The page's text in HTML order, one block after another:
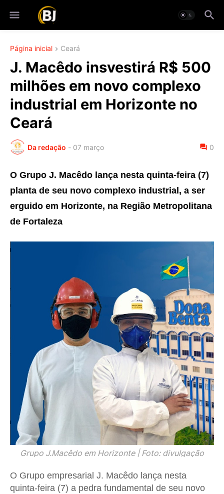
Página inicial Ceará
J. Macêdo insvestirá R$ 500
milhões em novo complexo
industrial em Horizonte no
Ceará
Da redação - 07 março 0
O Grupo J. Macêdo lança nesta quinta-feira (7)
planta de seu novo complexo industrial, a ser
erguido em Horizonte, na Região Metropolitana
de Fortaleza
Grupo J.Macêdo em Horizonte | Foto: divulgação
O Grupo empresarial J. Macêdo lança nesta
quinta-feira (7) a pedra fundamental de seu novo